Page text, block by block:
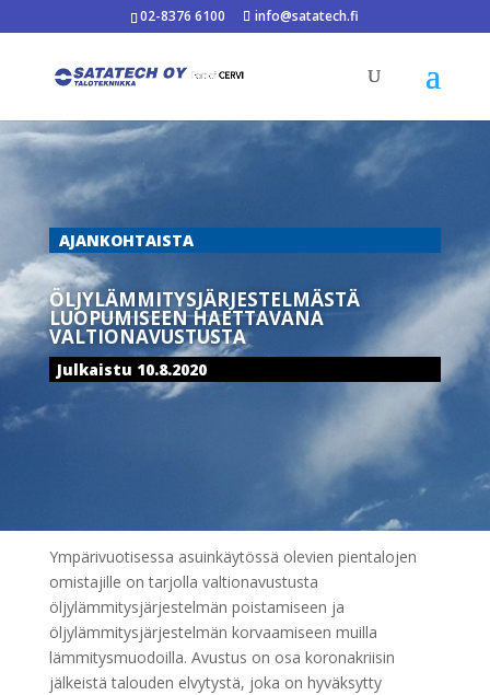
02-8376 6100 info@satatech.fi
AJANKOHTAISTA
ÖLJYLÄMMITYSJÄRJESTELMÄSTÄ
LUOPUMISEEN HAETTAVANA
VALTIONAVUSTUSTA
Julkaistu 10.8.2020
Ympärivuotisessa asuinkäytössä olevien pientalojen
omistajille on tarjolla valtionavustusta
öljylämmitysjärjestelmän poistamiseen ja
öljylämmitysjärjestelmän korvaamiseen muilla
lämmitysmuodoilla. Avustus on osa koronakriisin
jälkeistä talouden elvytystä, joka on hyväksytty